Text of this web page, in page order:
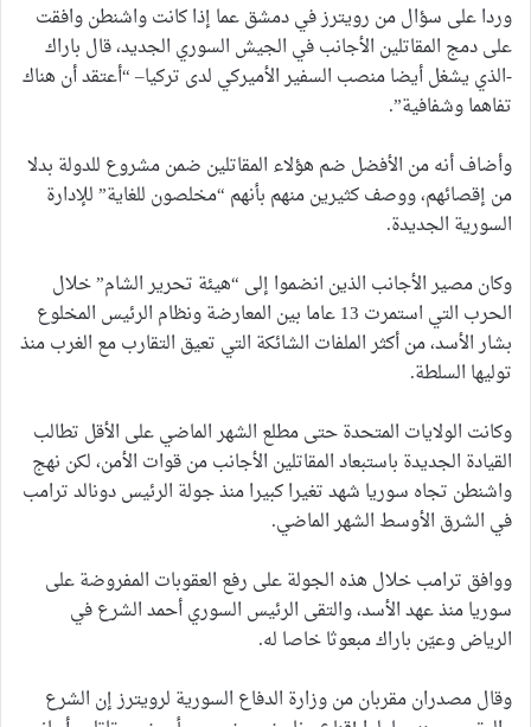
وردا على سؤال من رويترز في دمشق عما إذا كانت واشنطن وافقت
على دمج المقاتلين الأجانب في الجيش السوري الجديد، قال باراك
-الذي يشغل أيضا منصب السفير الأميركي لدى تركيا– “أعتقد أن هناك
تفاهما وشفافية”.
وأضاف أنه من الأفضل ضم هؤلاء المقاتلين ضمن مشروع للدولة بدلا
من إقصائهم، ووصف كثيرين منهم بأنهم “مخلصون للغاية” للإدارة
السورية الجديدة.
وكان مصير الأجانب الذين انضموا إلى “هيئة تحرير الشام” خلال
الحرب التي استمرت 13 عاما بين المعارضة ونظام الرئيس المخلوع
بشار الأسد، من أكثر الملفات الشائكة التي تعيق التقارب مع الغرب منذ
توليها السلطة.
وكانت الولايات المتحدة حتى مطلع الشهر الماضي على الأقل تطالب
القيادة الجديدة باستبعاد المقاتلين الأجانب من قوات الأمن، لكن نهج
واشنطن تجاه سوريا شهد تغيرا كبيرا منذ جولة الرئيس دونالد ترامب
في الشرق الأوسط الشهر الماضي.
ووافق ترامب خلال هذه الجولة على رفع العقوبات المفروضة على
سوريا منذ عهد الأسد، والتقى الرئيس السوري أحمد الشرع في
الرياض وعيّن باراك مبعوثا خاصا له.
وقال مصدران مقربان من وزارة الدفاع السورية لرويترز إن الشرع